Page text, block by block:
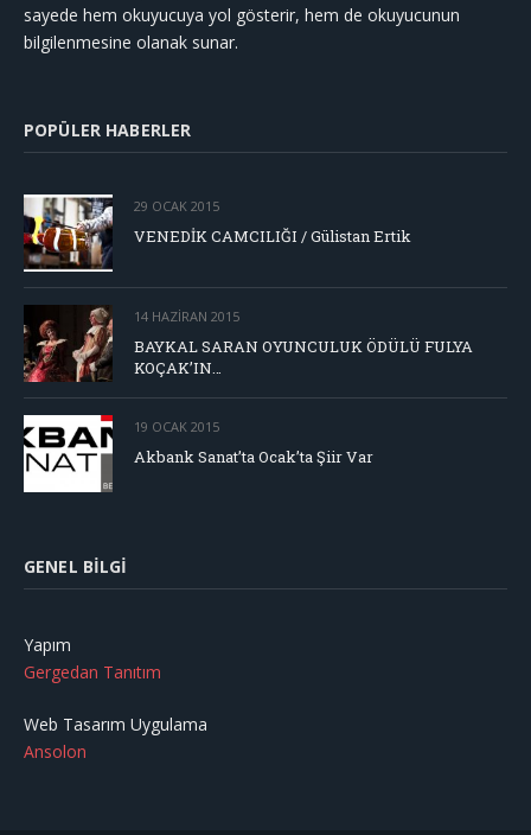
sayede hem okuyucuya yol gösterir, hem de okuyucunun
bilgilenmesine olanak sunar.
POPÜLER HABERLER
29 OCAK 2015
VENEDİK CAMCILIĞI / Gülistan Ertik
14 HAZIRAN 2015
BAYKAL SARAN OYUNCULUK ÖDÜLÜ FULYA
KOÇAK’IN…
19 OCAK 2015
Akbank Sanat’ta Ocak’ta Şiir Var
GENEL BILGI
Yapım
Gergedan Tanıtım
Web Tasarım Uygulama
Ansolon